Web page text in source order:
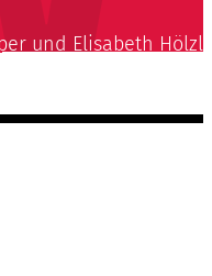
und Elisabeth Hölzl